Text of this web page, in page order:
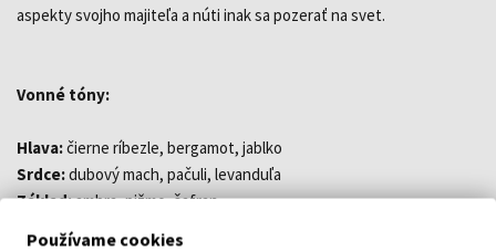
aspekty svojho majiteľa a núti inak sa pozerať na svet.
Vonné tóny:
Hlava:čierne ríbezle, bergamot, jablko
Srdce:dubový mach, pačuli, levanduľa
Základ:ambra, pižmo, šafran
Používame cookies